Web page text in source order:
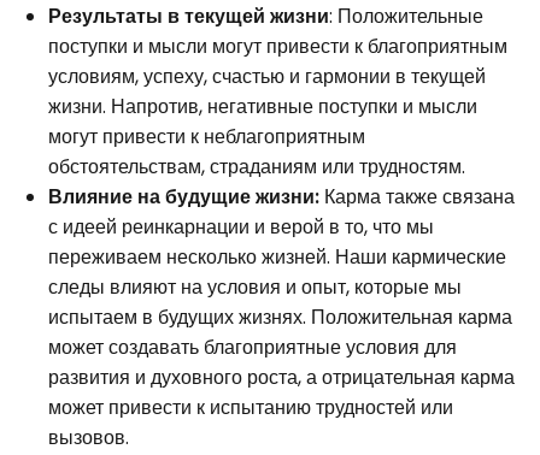
Результаты в текущей жизни: Положительные
поступки и мысли могут привести к благоприятным
условиям, успеху, счастью и гармонии в текущей
жизни. Напротив, негативные поступки и мысли
могут привести к неблагоприятным
обстоятельствам, страданиям или трудностям.
Влияние на будущие жизни: Карма также связана
с идеей реинкарнации и верой в то, что мы
переживаем несколько жизней. Наши кармические
следы влияют на условия и опыт, которые мы
испытаем в будущих жизнях. Положительная карма
может создавать благоприятные условия для
развития и духовного роста, а отрицательная карма
может привести к испытанию трудностей или
вызовов.